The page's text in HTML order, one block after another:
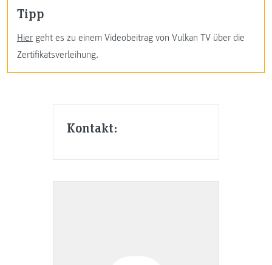
Kontakt:
Tipp
Hier geht es zu einem Videobeitrag von Vulkan TV über die
Zertifikatsverleihung.